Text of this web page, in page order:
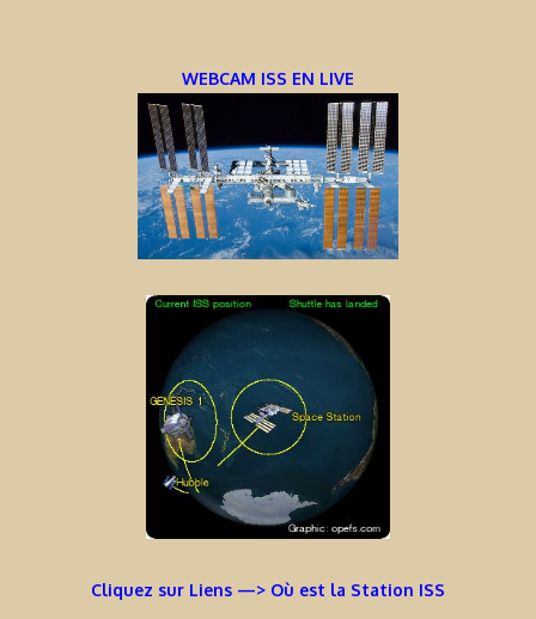
WEBCAM ISS EN LIVE
Cliquez sur Liens —> Où est la Station ISS